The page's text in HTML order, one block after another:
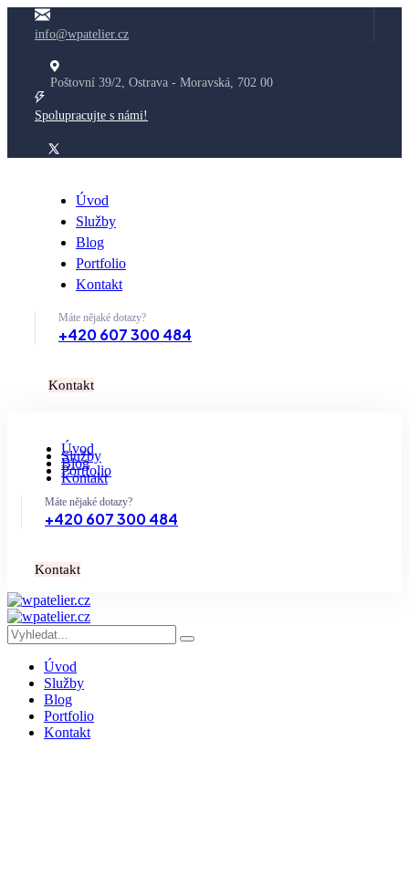
info@wpatelier.cz
Poštovní 39/2, Ostrava - Moravská, 702 00
Spolupracujte s námi!
Úvod
Služby
Blog
Portfolio
Kontakt
Máte nějaké dotazy?
+420 607 300 484
Kontakt
Úvod
Služby
Blog
Portfolio
Kontakt
Máte nějaké dotazy?
+420 607 300 484
Kontakt
Úvod
Služby
Blog
Portfolio
Kontakt